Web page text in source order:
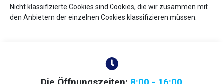
Nicht klassifizierte Cookies sind Cookies, die wir zusammen mit
den Anbietern der einzelnen Cookies klassifizieren müssen.